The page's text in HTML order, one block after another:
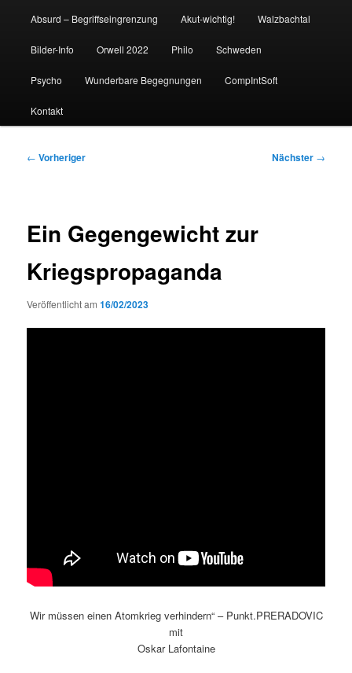
Absurd – Begriffseingrenzung Akut-wichtig! Walzbachtal
Bilder-Info Orwell 2022 Philo Schweden
Psycho Wunderbare Begegnungen CompIntSoft
Kontakt
Beitragsnavigation
← Vorheriger Nächster →
Ein Gegengewicht zur
Kriegspropaganda
Veröffentlicht am16/02/2023
Wir müssen einen Atomkrieg verhindern“ – Punkt.PRERADOVIC
mit
Oskar Lafontaine